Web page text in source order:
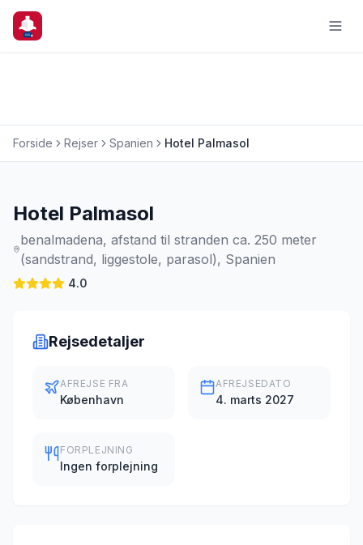
Forside Rejser Spanien Hotel Palmasol
Hotel Palmasol
benalmadena, afstand til stranden ca. 250 meter
(sandstrand, liggestole, parasol), Spanien
4.0
Rejsedetaljer
AFREJSE FRA
København
AFREJSEDATO
4. marts 2027
FORPLEJNING
Ingen forplejning